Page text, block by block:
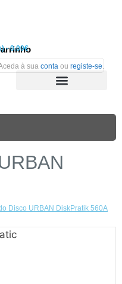
- 0.00€
à sua conta ou registe-se.
Disco URBAN DiskPratik 560A